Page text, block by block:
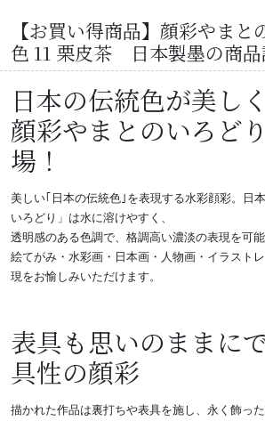
【お買い得商品】顔彩やまと
色 11 栗皮茶 日本製墨の商品
日本の伝統色が美し
顔彩やまとのいろど
場！
美しい｢日本の伝統色｣を表現する水彩顔彩。日
いろどり」は水に溶けやすく、
透明感のある色調で、格調高い濃淡の表現を可能
絵てがみ・水彩画・日本画・人物画・イラスト
現をお愉しみいただけます。
表具も思いのままに
具性の顔彩
描かれた作品は裏打ちや表具を施し、永く飾っ